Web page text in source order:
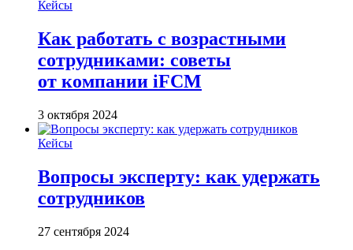
Кейсы
Как работать с возрастными
сотрудниками: советы
от компании iFCM
3 октября 2024
Кейсы
Вопросы эксперту: как удержать
сотрудников
27 сентября 2024